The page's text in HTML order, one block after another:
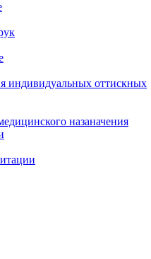
индивидуальных оттискных
назаначения